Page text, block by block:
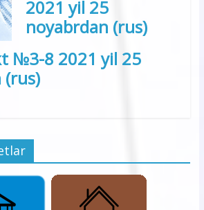
2021 yil 25
noyabrdan (rus)
№3-8 2021 yil 25
(rus)